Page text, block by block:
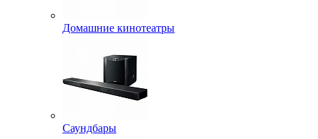
Домашние кинотеатры
Саундбары